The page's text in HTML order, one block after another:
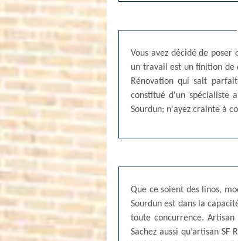
Vous avez décidé de
un travail est un finition de
Rénovation qui sait
constitué d'un spécialiste
Sourdun; n'ayez crainte à
Que ce soient des linos,
Sourdun est dans la
toute concurrence.
Sachez aussi qu’artisan